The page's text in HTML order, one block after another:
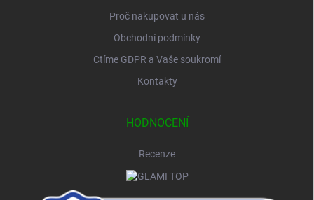
Proč nakupovat u nás
Obchodní podmínky
Ctíme GDPR a Vaše soukromí
Kontakty
HODNOCENÍ
Recenze